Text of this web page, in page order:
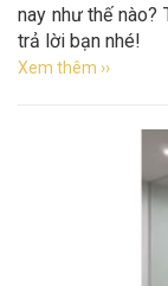
nay như thế
trả lời bạn nhé!
Xem thêm ››